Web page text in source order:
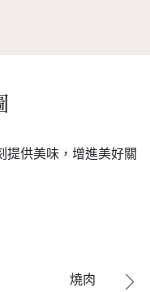
提供美味，增進美好關
燒肉